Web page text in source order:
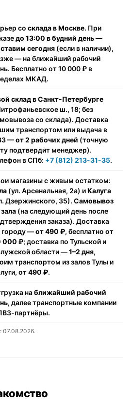
со склада в Москве. При
до 13:00 в будний день —
сегодня (если в наличии),
— на ближайший рабочий
Бесплатно от 10 000 ₽ в
МКАД.
склад в Санкт-Петербурге
ш., 18; без
со склада). Доставка
транспортом или выдача в
—от 2 рабочих дней (точную
подтвердит менеджер).
в СПб: +7 (812) 213-31-35.
магазины с живым остатком:
(ул. Арсенальная, 2а) иКалуга
Дзержинского, 35). Самовывоз
(на следующий день после
заказа). Доставка
городу —от 490 ₽, бесплатно от
000 ₽; доставка по Тульской и
области —1–2 дня,
транспортом из залов Тулы и
от490 ₽.
наближайший рабочий
, далее транспортные компании
партнёры.
07.08.2026.